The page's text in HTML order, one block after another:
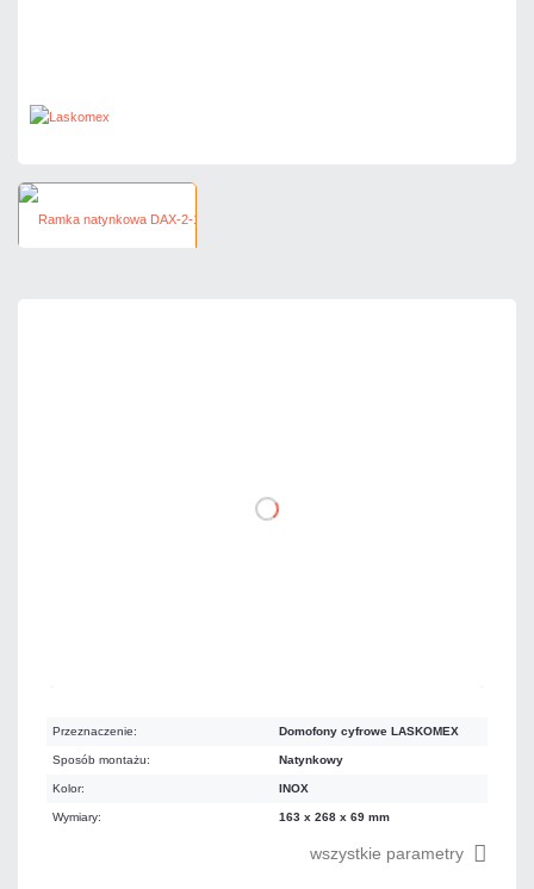
Przeznaczenie: Domofony cyfrowe LASKOMEX
Sposób montażu: Natynkowy
Kolor: INOX
Wymiary: 163 x 268 x 69 mm
wszystkie parametry